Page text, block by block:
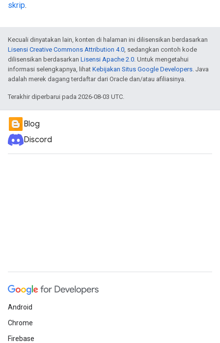
skrip.
Kecuali dinyatakan lain, konten di halaman ini dilisensikan berdasarkan
Lisensi Creative Commons Attribution 4.0, sedangkan contoh kode
dilisensikan berdasarkan Lisensi Apache 2.0. Untuk mengetahui
informasi selengkapnya, lihat Kebijakan Situs Google Developers. Java
adalah merek dagang terdaftar dari Oracle dan/atau afiliasinya.
Terakhir diperbarui pada 2026-08-03 UTC.
Blog
Discord
Android
Chrome
Firebase